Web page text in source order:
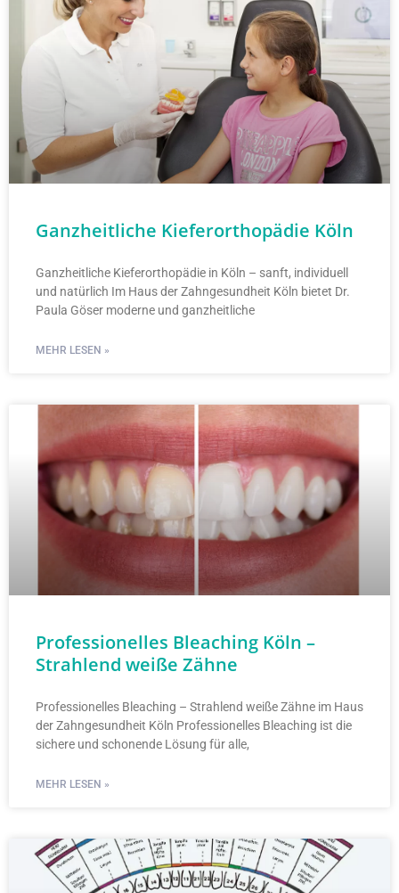
Ganzheitliche Kieferorthopädie Köln
Ganzheitliche Kieferorthopädie in Köln – sanft, individuell
und natürlich Im Haus der Zahngesundheit Köln bietet Dr.
Paula Göser moderne und ganzheitliche
MEHR LESEN »
Professionelles Bleaching Köln –
Strahlend weiße Zähne
Professionelles Bleaching – Strahlend weiße Zähne im Haus
der Zahngesundheit Köln Professionelles Bleaching ist die
sichere und schonende Lösung für alle,
MEHR LESEN »